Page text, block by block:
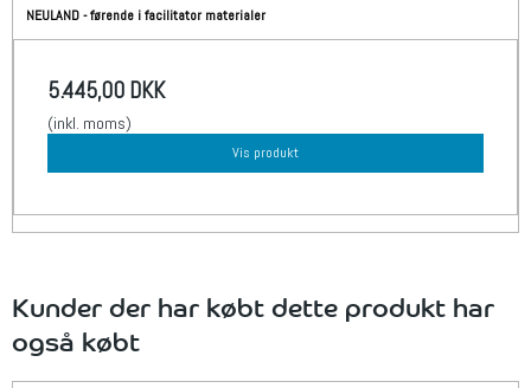
NEULAND - førende i facilitator materialer
5.445,00 DKK
(inkl. moms)
Vis produkt
Kunder der har købt dette produkt har
også købt